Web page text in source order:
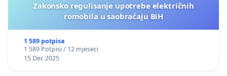
Zakonsko regulisanje upotrebe električnih
romobila u saobraćaju BiH
1 589 potpisa
1 589 Potpisi / 12 mjeseci
15 Dec 2025